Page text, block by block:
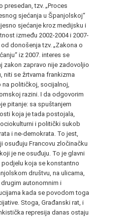
presedan, tzv. „Proces
sjećanja u Španjolskoj“
sjećanje kroz medijsku i
između 2002-2004 i 2007-
donošenja tzv. „Zakona o
iz 2007. interes se
zakon zapravo nije zadovoljio
niti se žrtvama frankizma
političkoj, socijalnoj,
razini. I da odgovorim
pitanje: sa spuštanjem
koja je tada postojala,
i politički sukob
i ne-demokrata. To jest,
osuđuju Francovu zločinačku
je ne osuđuju. To je glavni
podjelu koja se konstantno
društvu, na ulicama,
drugim autonomnim i
kada se povodom toga
Stoga, Građanski rat, i
represija danas ostaju